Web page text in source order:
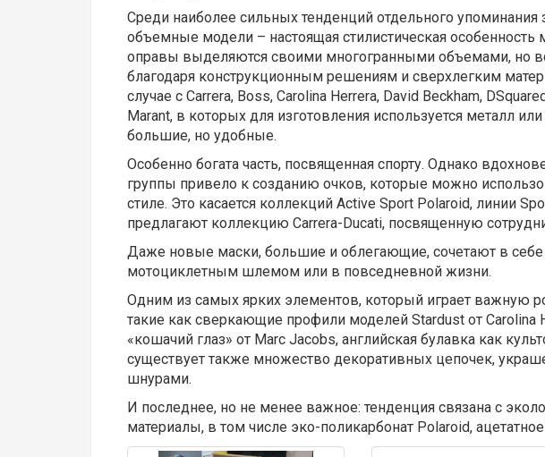
Среди наиболее сильных тенденций отдельного
объемные модели – настоящая стилистическая особенность
оправы выделяются своими многогранными объемами, но
благодаря конструкционным решениям и сверхлегким
случае с Carrera, Boss, Carolina Herrera, David Beckham,
Marant, в которых для изготовления используется металл
большие, но удобные.
Особенно богата часть, посвященная спорту. Однако
группы привело к созданию очков, которые можно
стиле. Это касается коллекций Active Sport Polaroid, линии
предлагают коллекцию Carrera-Ducati, посвященную
Даже новые маски, большие и облегающие, сочетают в
мотоциклетным шлемом или в повседневной жизни.
Одним из самых ярких элементов, который играет важную
такие как сверкающие профили моделей Stardust от
«кошачий глаз» от Marc Jacobs, английская булавка как
существует также множество декоративных цепочек,
шнурами.
И последнее, но не менее важное: тенденция связана с
материалы, в том числе эко-поликарбонат Polaroid,